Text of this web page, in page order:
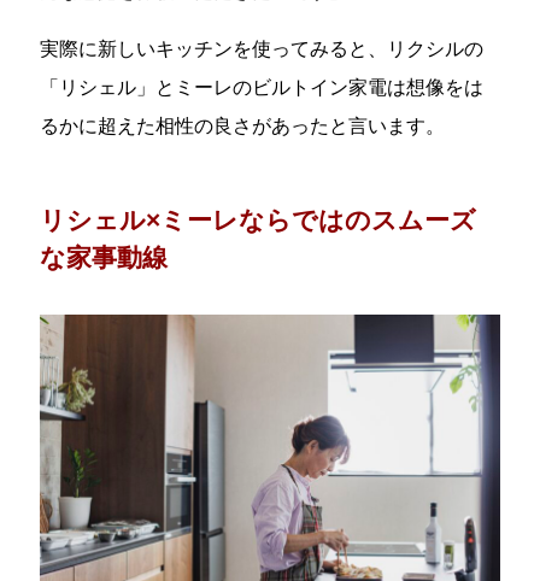
実際に新しいキッチンを使ってみると、リクシルの
「リシェル」とミーレのビルトイン家電は想像をは
るかに超えた相性の良さがあったと言います。
リシェル×ミーレならではのスムーズ
な家事動線